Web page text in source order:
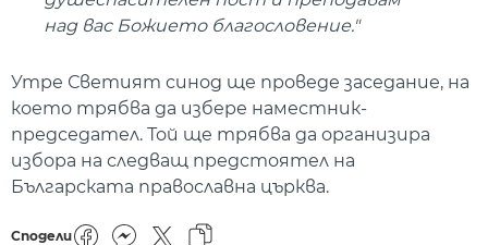
над вас Божието благословение."
Утре Светият синод ще проведе заседание, на
което трябва да избере наместник-
председател. Той ще трябва да организира
избора на следващ предстоятел на
Българската православна църква.
Сподели